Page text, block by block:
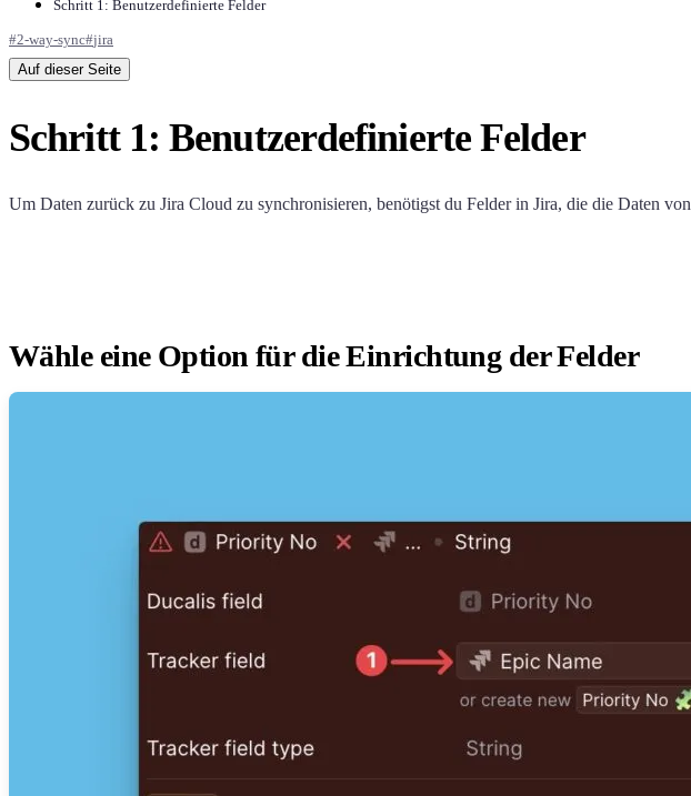
Schritt 1: Benutzerdefinierte Felder
#2-way-sync#jira
Auf dieser Seite
Schritt 1: Benutzerdefinierte Felder
Um Daten zurück zu Jira Cloud zu synchronisieren, benötigst du Felder in Jira, die die Daten von
Wähle eine Option für die Einrichtung der Felder